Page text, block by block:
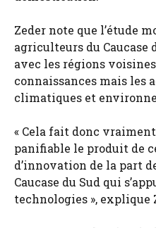
Zeder note que l’étude
agriculteurs du Caucase
avec les régions
connaissances mais les
climatiques et
« Cela fait donc
panifiable le produit de
d’innovation de la part
Caucase du Sud qui
technologies », explique